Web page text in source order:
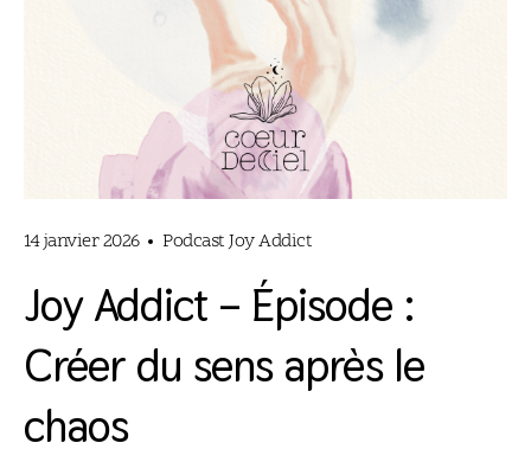
14 janvier 2026 Podcast Joy Addict
Joy Addict – Épisode :
Créer du sens après le
chaos